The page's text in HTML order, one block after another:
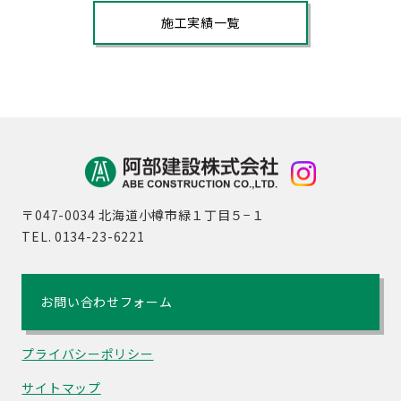
施工実績一覧
〒047-0034 北海道小樽市緑１丁目５−１
TEL. 0134-23-6221
お問い合わせフォーム
プライバシーポリシー
サイトマップ